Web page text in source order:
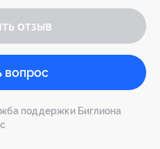
отзыв
вопрос
поддержки Биглиона